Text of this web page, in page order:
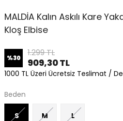
MALDİA Kalın Askılı Kare
Kloş Elbise
%30 1.299 TL
909,30 TL
1000 TL Üzeri Ücretsiz Teslimat /
Beden
S M L